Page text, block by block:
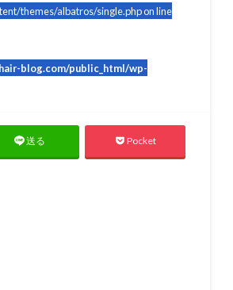
themes/albatros/single.php on line
blog.com/public_html/wp-
送る Pocket